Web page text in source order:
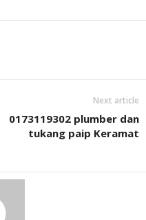
Next article
0173119302 plumber dan
tukang paip Keramat